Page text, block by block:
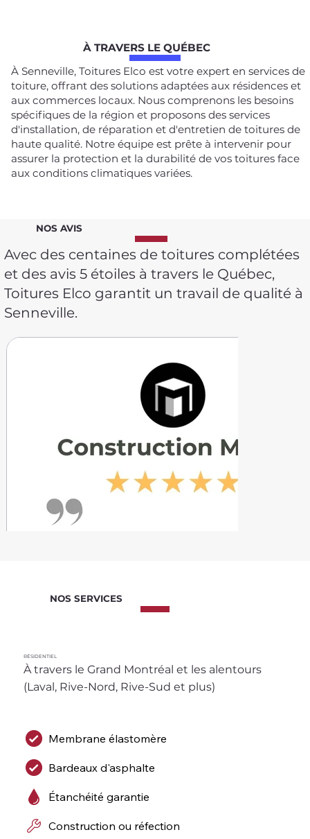
À TRAVERS LE QUÉBEC
À Senneville, Toitures Elco est votre expert en services de
toiture, offrant des solutions adaptées aux résidences et
aux commerces locaux. Nous comprenons les besoins
spécifiques de la région et proposons des services
d'installation, de réparation et d'entretien de toitures de
haute qualité. Notre équipe est prête à intervenir pour
assurer la protection et la durabilité de vos toitures face
aux conditions climatiques variées.
NOS AVIS
Avec des centaines de toitures complétées
et des avis 5 étoiles à travers le Québec,
Toitures Elco garantit un travail de qualité à
Senneville.
NOS SERVICES
RÉSIDENTIEL
À travers le Grand Montréal et les alentours
(Laval, Rive-Nord, Rive-Sud et plus)
Membrane élastomère
Bardeaux d'asphalte
Étanchéité garantie
Construction ou réfection